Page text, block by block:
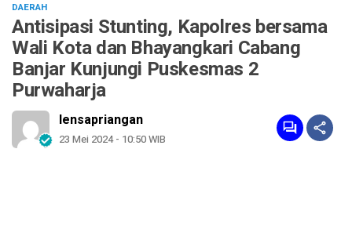
DAERAH
Antisipasi Stunting, Kapolres bersama
Wali Kota dan Bhayangkari Cabang
Banjar Kunjungi Puskesmas 2
Purwaharja
lensapriangan
23 Mei 2024 - 10:50 WIB